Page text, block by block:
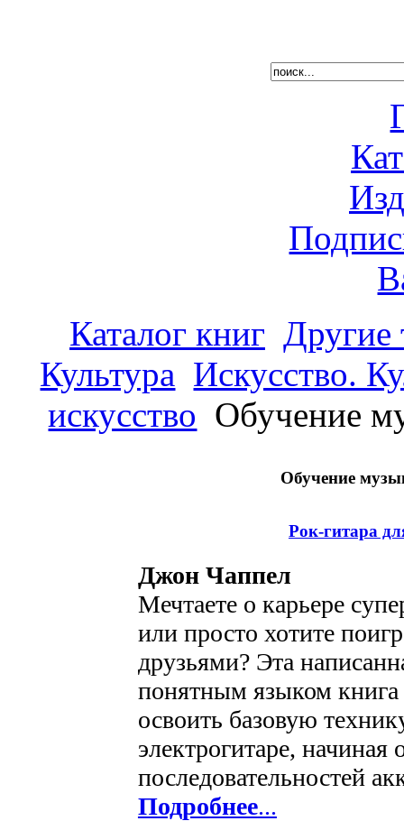
Каталог книг Другие
Культура Искусство.
искусство Обучение
Обучение
Рок-гитара
Джон Чаппел
Мечтаете о карьере
или просто хотите
друзьями? Эта
понятным языком
освоить базовую
электрогитаре,
последовательностей
Подробнее...